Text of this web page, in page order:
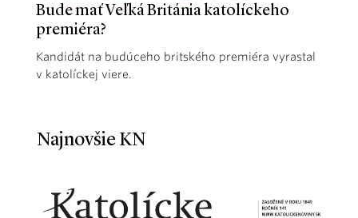
Bude mať Veľká Británia katolíckeho
premiéra?
Kandidát na budúceho britského premiéra vyrastal
v katolíckej viere.
Najnovšie KN